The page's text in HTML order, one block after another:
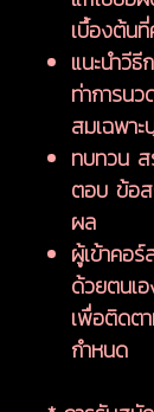
เบื้องต้น
แนะนำวีธี
ท่าการนว
สมเฉพา
ทบทวน ส
ตอบ ข้อ
ผล
ผู้เข้าคอ
ด้วยตนเ
เพื่อติดตา
กำหนด